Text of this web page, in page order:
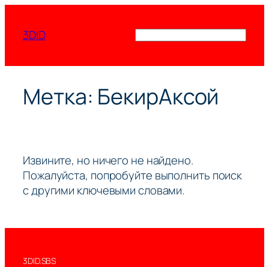
содержимому
3DID
Метка: БекирАксой
Извините, но ничего не найдено.
Пожалуйста, попробуйте выполнить поиск
с другими ключевыми словами.
3DID.SBS